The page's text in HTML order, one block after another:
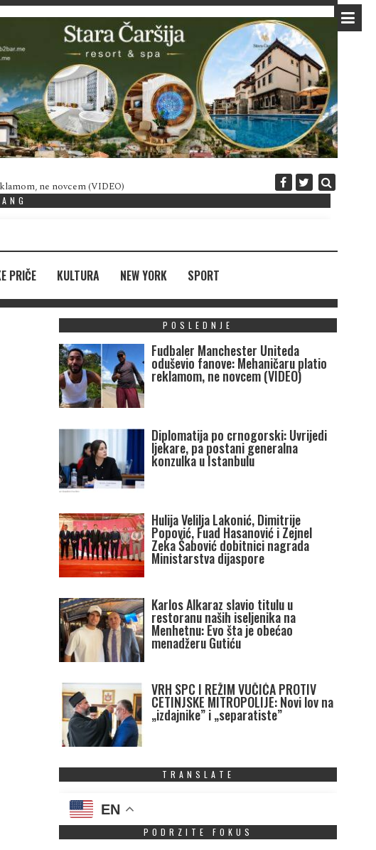
ne novcem (VIDEO) Diplomatija po
PRIČE KULTURA NEW YORK SPORT
POSLEDNJE
Fudbaler Manchester Uniteda
oduševio fanove: Mehaničaru platio
reklamom, ne novcem (VIDEO)
Diplomatija po crnogorski: Uvrijedi
ljekare, pa postani generalna
konzulka u Istanbulu
Hulija Velilja Lakonić, Dimitrije
Popović, Fuad Hasanović i Zejnel
Zeka Šabović dobitnici nagrada
Ministarstva dijaspore
Karlos Alkaraz slavio titulu u
restoranu naših iseljenika na
Menhetnu: Evo šta je obećao
menadžeru Gutiću
VRH SPC I REŽIM VUČIĆA PROTIV
CETINJSKE MITROPOLIJE: Novi lov na
„izdajnike” i „separatiste”
TRANSLATE
EN
PODRZITE FOKUS